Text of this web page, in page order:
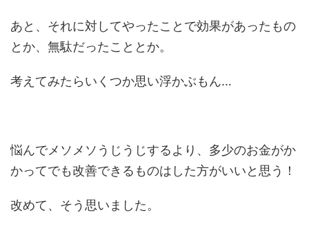
あと、それに対してやったことで効果があったもの
とか、無駄だったこととか。
考えてみたらいくつか思い浮かぶもん…
悩んでメソメソうじうじするより、多少のお金がか
かってでも改善できるものはした方がいいと思う！
改めて、そう思いました。